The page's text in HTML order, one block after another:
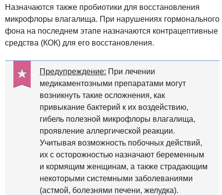
Назначаются также пробиотики для восстановления
микрофлоры влагалища. При нарушениях гормонального
фона на последнем этапе назначаются контрацептивные
средства (КОК) для его восстановления.
Предупреждение: При лечении
медикаментозными препаратами могут
возникнуть такие осложнения, как
привыкание бактерий к их воздействию,
гибель полезной микрофлоры влагалища,
проявление аллергической реакции.
Учитывая возможность побочных действий,
их с осторожностью назначают беременным
и кормящим женщинам, а также страдающим
некоторыми системными заболеваниями
(астмой, болезнями печени, желудка).